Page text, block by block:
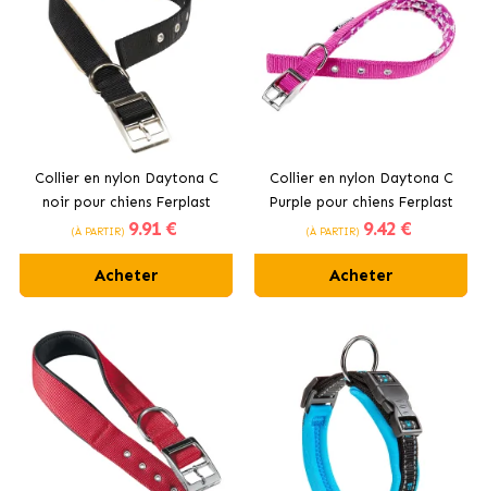
Collier en nylon Daytona C
noir pour chiens Ferplast
(À PARTIR) 9.91 €
Acheter
Collier en nylon Daytona C
Purple pour chiens Ferplast
(À PARTIR) 9.42 €
Acheter